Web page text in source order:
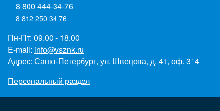
8 800 444-34-76
8 812 250 34 76
Пн-Пт: 09.00 - 18.00
E-mail: info@vsznk.ru
Адрес: Санкт-Петербург, ул. Швецова, д. 41, оф. 314
Персональный раздел